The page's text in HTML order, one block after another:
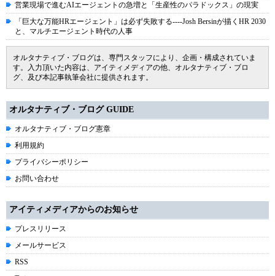
営業現場で進むAIエージェントの急増と「生産性のパラドックス」の現実
「巨大な万能HRエージェント」は必ず失敗する----Josh Bersinが描くHR 2030
と、マルチエージェント時代の人事
オルタナティブ・ブログは、専門スタッフにより、企画・構成されていま
す。入力頂いた内容は、アイティメディアの他、オルタナティブ・ブロ
グ、及び本記事執筆会社に提供されます。
オルタナティブ・ブログ GUIDE
オルタナティブ・ブログ憲章
利用規約
プライバシーポリシー
お問い合わせ
アイティメディアからのお知らせ
プレスリリース
メールサービス
RSS